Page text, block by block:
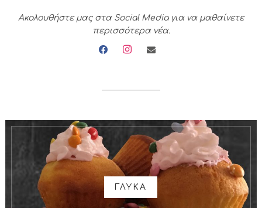
Ακολουθήστε μας στα Social Media για να μαθαίνετε
περισσότερα νέα.
facebookinstagramenvelope
ΓΛΥΚΑ